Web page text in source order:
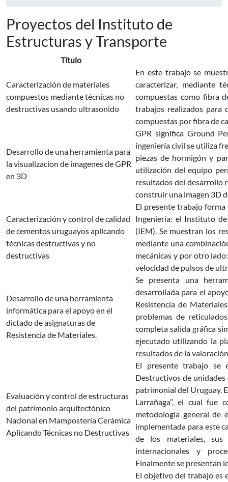
Proyectos del Instituto de
Estructuras y Transporte
Título
Caracterización de materiales
compuestos mediante técnicas no
destructivas usando ultrasonido
En este trabajo se
caracterizar, mediante
compuestas como fibra
trabajos realizados para
compuestas por fibra de
Desarrollo de una herramienta para
la visualizacion de imagenes de GPR
en 3D
GPR significa Ground
ingeniería civil se utiliza
piezas de hormigón y
utilización del equipo
resultados del desarrollo
construir una imagen 3D
Caracterización y control de calidad
de cementos uruguayos aplicando
técnicas destructivas y no
destructivas
El presente trabajo
Ingeniería: el Instituto
(IEM). Se muestran los
mediante una
mecánicas y por otro
velocidad de pulsos de
Desarrollo de una herramienta
informática para el apoyo en el
dictado de asignaturas de
Resistencia de Materiales.
Se presenta una
desarrollada para el
Resistencia de
problemas de
completa salida gráfica
ejecutado utilizando la
resultados de la
Evaluación y control de estructuras
del patrimonio arquitectónico
Nacional en Mampostería Cerámica
Aplicando Técnicas no Destructivas
El presente trabajo se
Destructivos de
patrimonial del Uruguay.
Larrañaga”, el cual fue
metodología general de
implementada para este
de los materiales, sus
internacionales y
Finalmente se presentan
El objetivo del trabajo es